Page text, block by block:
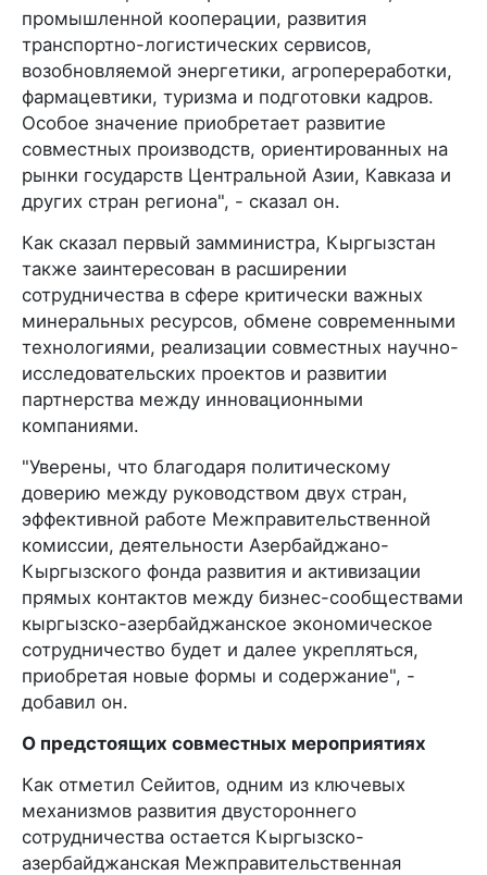
промышленной кооперации, развития
транспортно-логистических сервисов,
возобновляемой энергетики, агропереработки,
фармацевтики, туризма и подготовки кадров.
Особое значение приобретает развитие
совместных производств, ориентированных на
рынки государств Центральной Азии, Кавказа и
других стран региона", - сказал он.
Как сказал первый замминистра, Кыргызстан
также заинтересован в расширении
сотрудничества в сфере критически важных
минеральных ресурсов, обмене современными
технологиями, реализации совместных научно-
исследовательских проектов и развитии
партнерства между инновационными
компаниями.
"Уверены, что благодаря политическому
доверию между руководством двух стран,
эффективной работе Межправительственной
комиссии, деятельности Азербайджано-
Кыргызского фонда развития и активизации
прямых контактов между бизнес-сообществами
кыргызско-азербайджанское экономическое
сотрудничество будет и далее укрепляться,
приобретая новые формы и содержание", -
добавил он.
О предстоящих совместных мероприятиях
Как отметил Сейитов, одним из ключевых
механизмов развития двустороннего
сотрудничества остается Кыргызско-
азербайджанская Межправительственная